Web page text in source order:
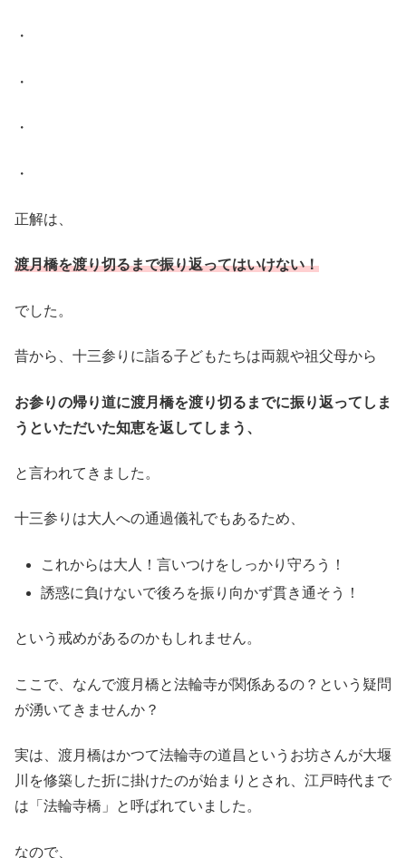
・
・
・
・
正解は、
渡月橋を渡り切るまで振り返ってはいけない！
でした。
昔から、十三参りに詣る子どもたちは両親や祖父母から
お参りの帰り道に渡月橋を渡り切るまでに振り返ってしま
うといただいた知恵を返してしまう、
と言われてきました。
十三参りは大人への通過儀礼でもあるため、
これからは大人！言いつけをしっかり守ろう！
誘惑に負けないで後ろを振り向かず貫き通そう！
という戒めがあるのかもしれません。
ここで、なんで渡月橋と法輪寺が関係あるの？という疑問
が湧いてきませんか？
実は、渡月橋はかつて法輪寺の道昌というお坊さんが大堰
川を修築した折に掛けたのが始まりとされ、江戸時代まで
は「法輪寺橋」と呼ばれていました。
なので、